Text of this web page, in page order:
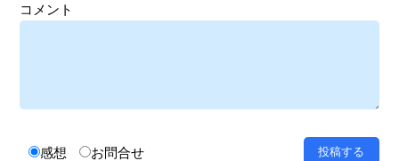
コメント
感想 お問合せ